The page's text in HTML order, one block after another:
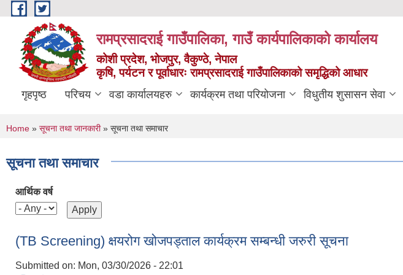
Skip to main content
रामप्रसादराई गाउँपालिका, गाउँ कार्यपालिकाको कार्यालय
कोशी प्रदेश, भोजपुर, वैकुण्ठे, नेपाल
कृषि, पर्यटन र पूर्वाधारः रामप्रसादराई गाउँपालिकाको समृद्धिको आधार
गृहपृष्ठ परिचय वडा कार्यालयहरु कार्यक्रम तथा परियोजना विधुतीय शुसासन सेवा
You are here
Home » सूचना तथा जानकारी» सूचना तथा समाचार
सूचना तथा समाचार
आर्थिक वर्ष
(TB Screening) क्षयरोग खोजपड्ताल कार्यक्रम सम्बन्धी जरुरी सूचना
Submitted on: Mon, 03/30/2026 - 22:01